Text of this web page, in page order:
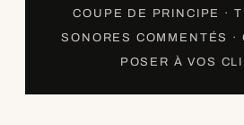
COUPE DE PRINCIPE ·
SONORES COMMENTÉS ·
POSER À VOS